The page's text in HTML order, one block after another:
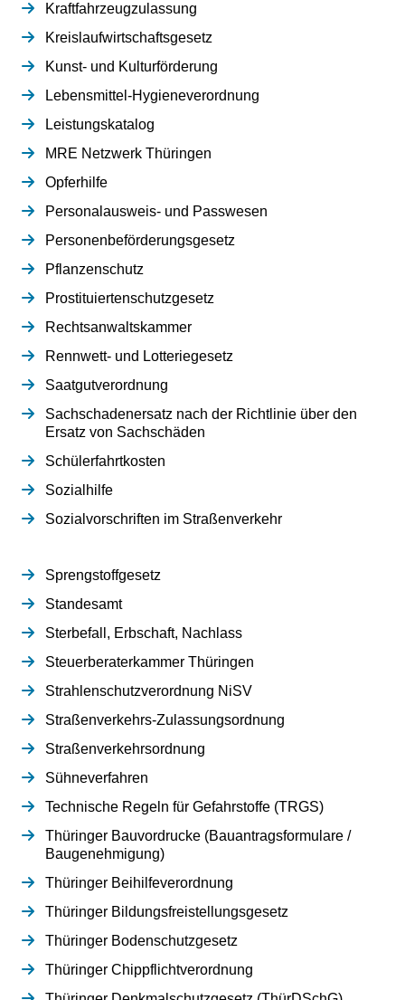
Kraftfahrzeugzulassung
Kreislaufwirtschaftsgesetz
Kunst- und Kulturförderung
Lebensmittel-Hygieneverordnung
Leistungskatalog
MRE Netzwerk Thüringen
Opferhilfe
Personalausweis- und Passwesen
Personenbeförderungsgesetz
Pflanzenschutz
Prostituiertenschutzgesetz
Rechtsanwaltskammer
Rennwett- und Lotteriegesetz
Saatgutverordnung
Sachschadenersatz nach der Richtlinie über den
Ersatz von Sachschäden
Schülerfahrtkosten
Sozialhilfe
Sozialvorschriften im Straßenverkehr
Sprengstoffgesetz
Standesamt
Sterbefall, Erbschaft, Nachlass
Steuerberaterkammer Thüringen
Strahlenschutzverordnung NiSV
Straßenverkehrs-Zulassungsordnung
Straßenverkehrsordnung
Sühneverfahren
Technische Regeln für Gefahrstoffe (TRGS)
Thüringer Bauvordrucke (Bauantragsformulare /
Baugenehmigung)
Thüringer Beihilfeverordnung
Thüringer Bildungsfreistellungsgesetz
Thüringer Bodenschutzgesetz
Thüringer Chippflichtverordnung